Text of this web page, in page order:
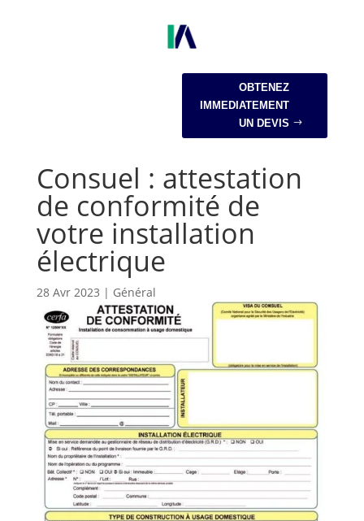
OBTENEZ
IMMEDIATEMENT
UN DEVIS
Consuel : attestation
de conformité de
votre installation
électrique
28 Avr 2023 | Général